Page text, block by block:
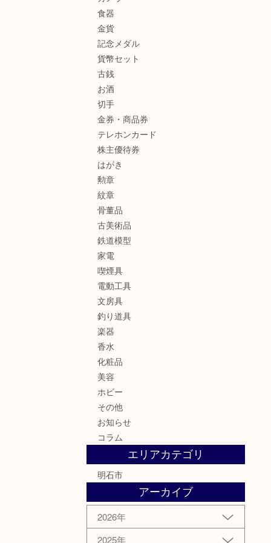
食器
金貨
記念メダル
貨幣セット
古銭
お酒
切手
金券・商品券
テレホンカード
株主優待券
はがき
勲章
紋章
骨董品
古美術品
鉄道模型
家電
喫煙具
電動工具
文房具
釣り道具
楽器
香水
化粧品
美容
ホビー
その他
お知らせ
コラム
エリアカテゴリ
明石市
アーカイブ
2026年
2025年